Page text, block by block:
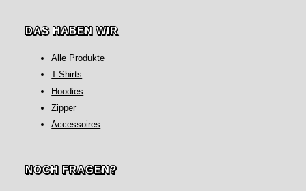
DAS HABEN WIR
Alle Produkte
T-Shirts
Hoodies
Zipper
Accessoires
NOCH FRAGEN?